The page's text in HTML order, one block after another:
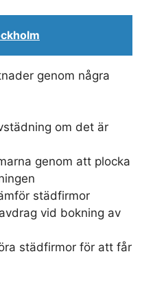
genom några
om det är
genom att plocka
städfirmor
vid bokning av
städfirmor för att får